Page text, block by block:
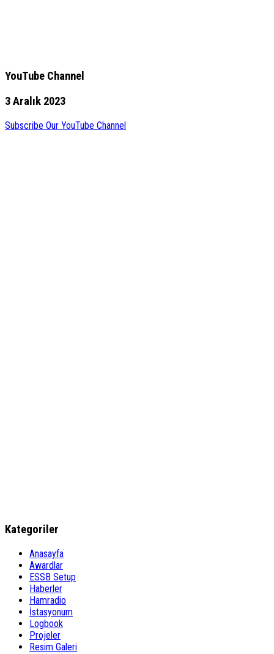
YouTube Channel
3 Aralık 2023
Subscribe Our YouTube Channel
Kategoriler
Anasayfa
Awardlar
ESSB Setup
Haberler
Hamradio
İstasyonum
Logbook
Projeler
Resim Galeri